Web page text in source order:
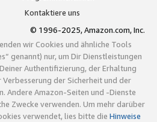
Kontaktiere uns
© 1996-2025, Amazon.com, Inc.
wir Cookies und ähnliche Tools
genannt) nur, um Dir Dienstleistungen
Authentifizierung, der Erhaltung
der Sicherheit und der
Andere Amazon-Seiten und -Dienste
Zwecke verwenden. Um mehr darüber
verwendet, lies bitte die Hinweise